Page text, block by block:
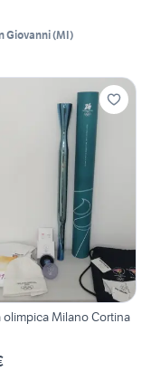
Giovanni(MI)
olimpica Milano Cortina